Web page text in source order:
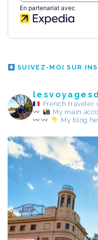
SUIVEZ-MOI SUR
French traveler
My main
My blog